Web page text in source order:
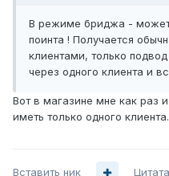
В режиме бриджа -
поинта ! Получается
клиентами, только
через одного клиента и
Вот в магазине мне как раз
иметь только одного
Вставить ник Цитата